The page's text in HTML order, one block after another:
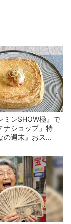
ミンSHOW極』で
ナショップ」特
週末』おス...